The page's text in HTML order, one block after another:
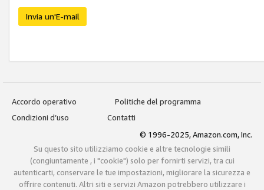
Invia un'E-mail
Accordo operativo
Politiche del programma
Condizioni d’uso
Contatti
© 1996-2025, Amazon.com, Inc.
Su questo sito utilizziamo cookie e altre tecnologie simili
(congiuntamente , i "cookie") solo per fornirti servizi, tra cui
autenticarti, conservare le tue impostazioni, migliorare la sicurezza e
offrire contenuti. Altri siti e servizi Amazon potrebbero utilizzare i